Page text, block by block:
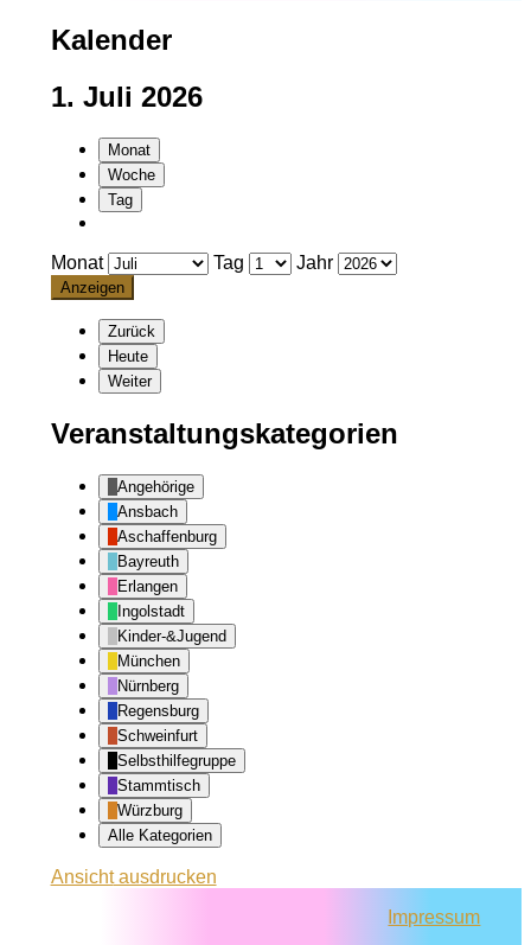
Kalender
1. Juli 2026
Monat
Woche
Tag
Monat Tag Jahr
Zurück
Heute
Weiter
Veranstaltungskategorien
Angehörige
Ansbach
Aschaffenburg
Bayreuth
Erlangen
Ingolstadt
Kinder-&Jugend
München
Nürnberg
Regensburg
Schweinfurt
Selbsthilfegruppe
Stammtisch
Würzburg
Alle Kategorien
Ansichtausdrucken
Impressum